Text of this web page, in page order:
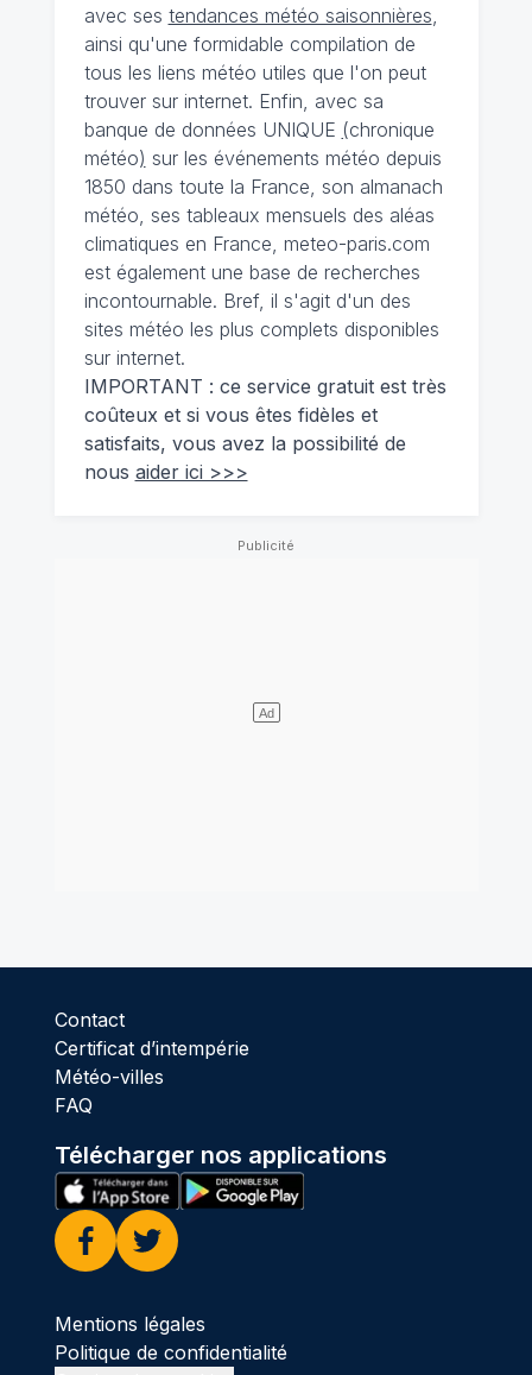
avec ses tendances météo saisonnières
ainsi qu'une formidable compilation de
tous les liens météo utiles que l'on peut
trouver sur internet. Enfin, avec sa
banque de données UNIQUE (chronique
météo) sur les événements météo depuis
1850 dans toute la France, son almanach
météo, ses tableaux mensuels des aléas
climatiques en France, meteo-paris.com
est également une base de recherches
incontournable. Bref, il s'agit d'un des
sites météo les plus complets disponibles
sur internet.
IMPORTANT : ce service gratuit est très
coûteux et si vous êtes fidèles et
satisfaits, vous avez la possibilité de
nous aider ici >>>
Contact
Certificat d’intempérie
Météo-villes
FAQ
Télécharger nos applications
Facebook
Twitter
Mentions légales
Politique de confidentialité